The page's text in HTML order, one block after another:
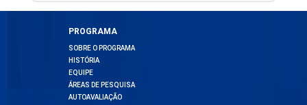
PROGRAMA
SOBRE O PROGRAMA
HISTÓRIA
EQUIPE
ÁREAS DE PESQUISA
AUTOAVALIAÇÃO